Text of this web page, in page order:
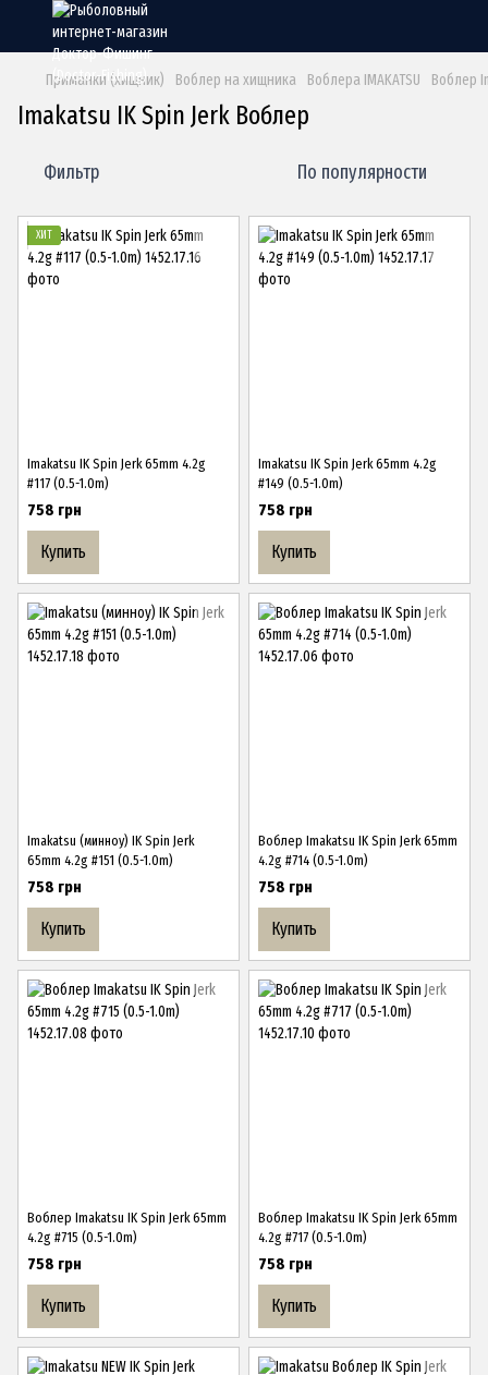
Приманки (хищник) Воблер на хищника Воблера IMAKATSU Воблер
Imakatsu IK Spin Jerk Воблер
Фильтр По популярности
ХИТ
Imakatsu IK Spin Jerk 65mm 4.2g
#117 (0.5-1.0m)
758 грн
Купить
Imakatsu IK Spin Jerk 65mm 4.2g
#149 (0.5-1.0m)
758 грн
Купить
Imakatsu (минноу) IK Spin Jerk
65mm 4.2g #151 (0.5-1.0m)
758 грн
Купить
Воблер Imakatsu IK Spin Jerk 65mm
4.2g #714 (0.5-1.0m)
758 грн
Купить
Воблер Imakatsu IK Spin Jerk 65mm
4.2g #715 (0.5-1.0m)
758 грн
Купить
Воблер Imakatsu IK Spin Jerk 65mm
4.2g #717 (0.5-1.0m)
758 грн
Купить